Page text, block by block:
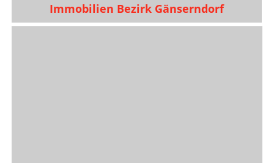
Immobilien Bezirk Gänserndorf